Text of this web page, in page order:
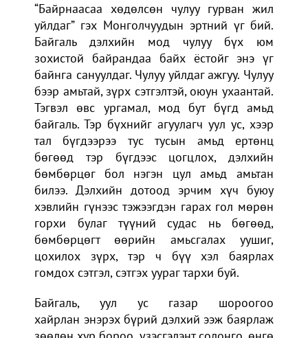
“Байрнаасаа хөдөлсөн чулуу гурван жил
уйлдаг” гэх Монголчуудын эртний үг бий.
Байгаль дэлхийн мод чулуу бүх юм
зохистой байрандаа байх ёстойг энэ үг
байнга сануулдаг. Чулуу уйлдаг ажгуу. Чулуу
бээр амьтай, зүрх сэтгэлтэй, оюун ухаантай.
Тэгвэл өвс ургамал, мод бут бүгд амьд
байгаль. Тэр бүхнийг агуулагч уул ус, хээр
тал бүгдээрээ тус тусын амьд ертөнц
бөгөөд тэр бүгдээс цогцлох, дэлхийн
бөмбөрцөг бол нэгэн цул амьд амьтан
билээ. Дэлхийн дотоод эрчим хүч буюу
хэвлийн гүнээс тэжээгдэн гарах гол мөрөн
горхи булаг түүний судас нь бөгөөд,
бөмбөрцөгт өөрийн амьсгалах уушиг,
цохилох зүрх, тэр ч бүү хэл баярлах
гомдох сэтгэл, сэтгэх уураг тархи буй.
Байгаль, уул ус газар шороогоо
хайрлан энэрэх бүрий дэлхий ээж баярлаж